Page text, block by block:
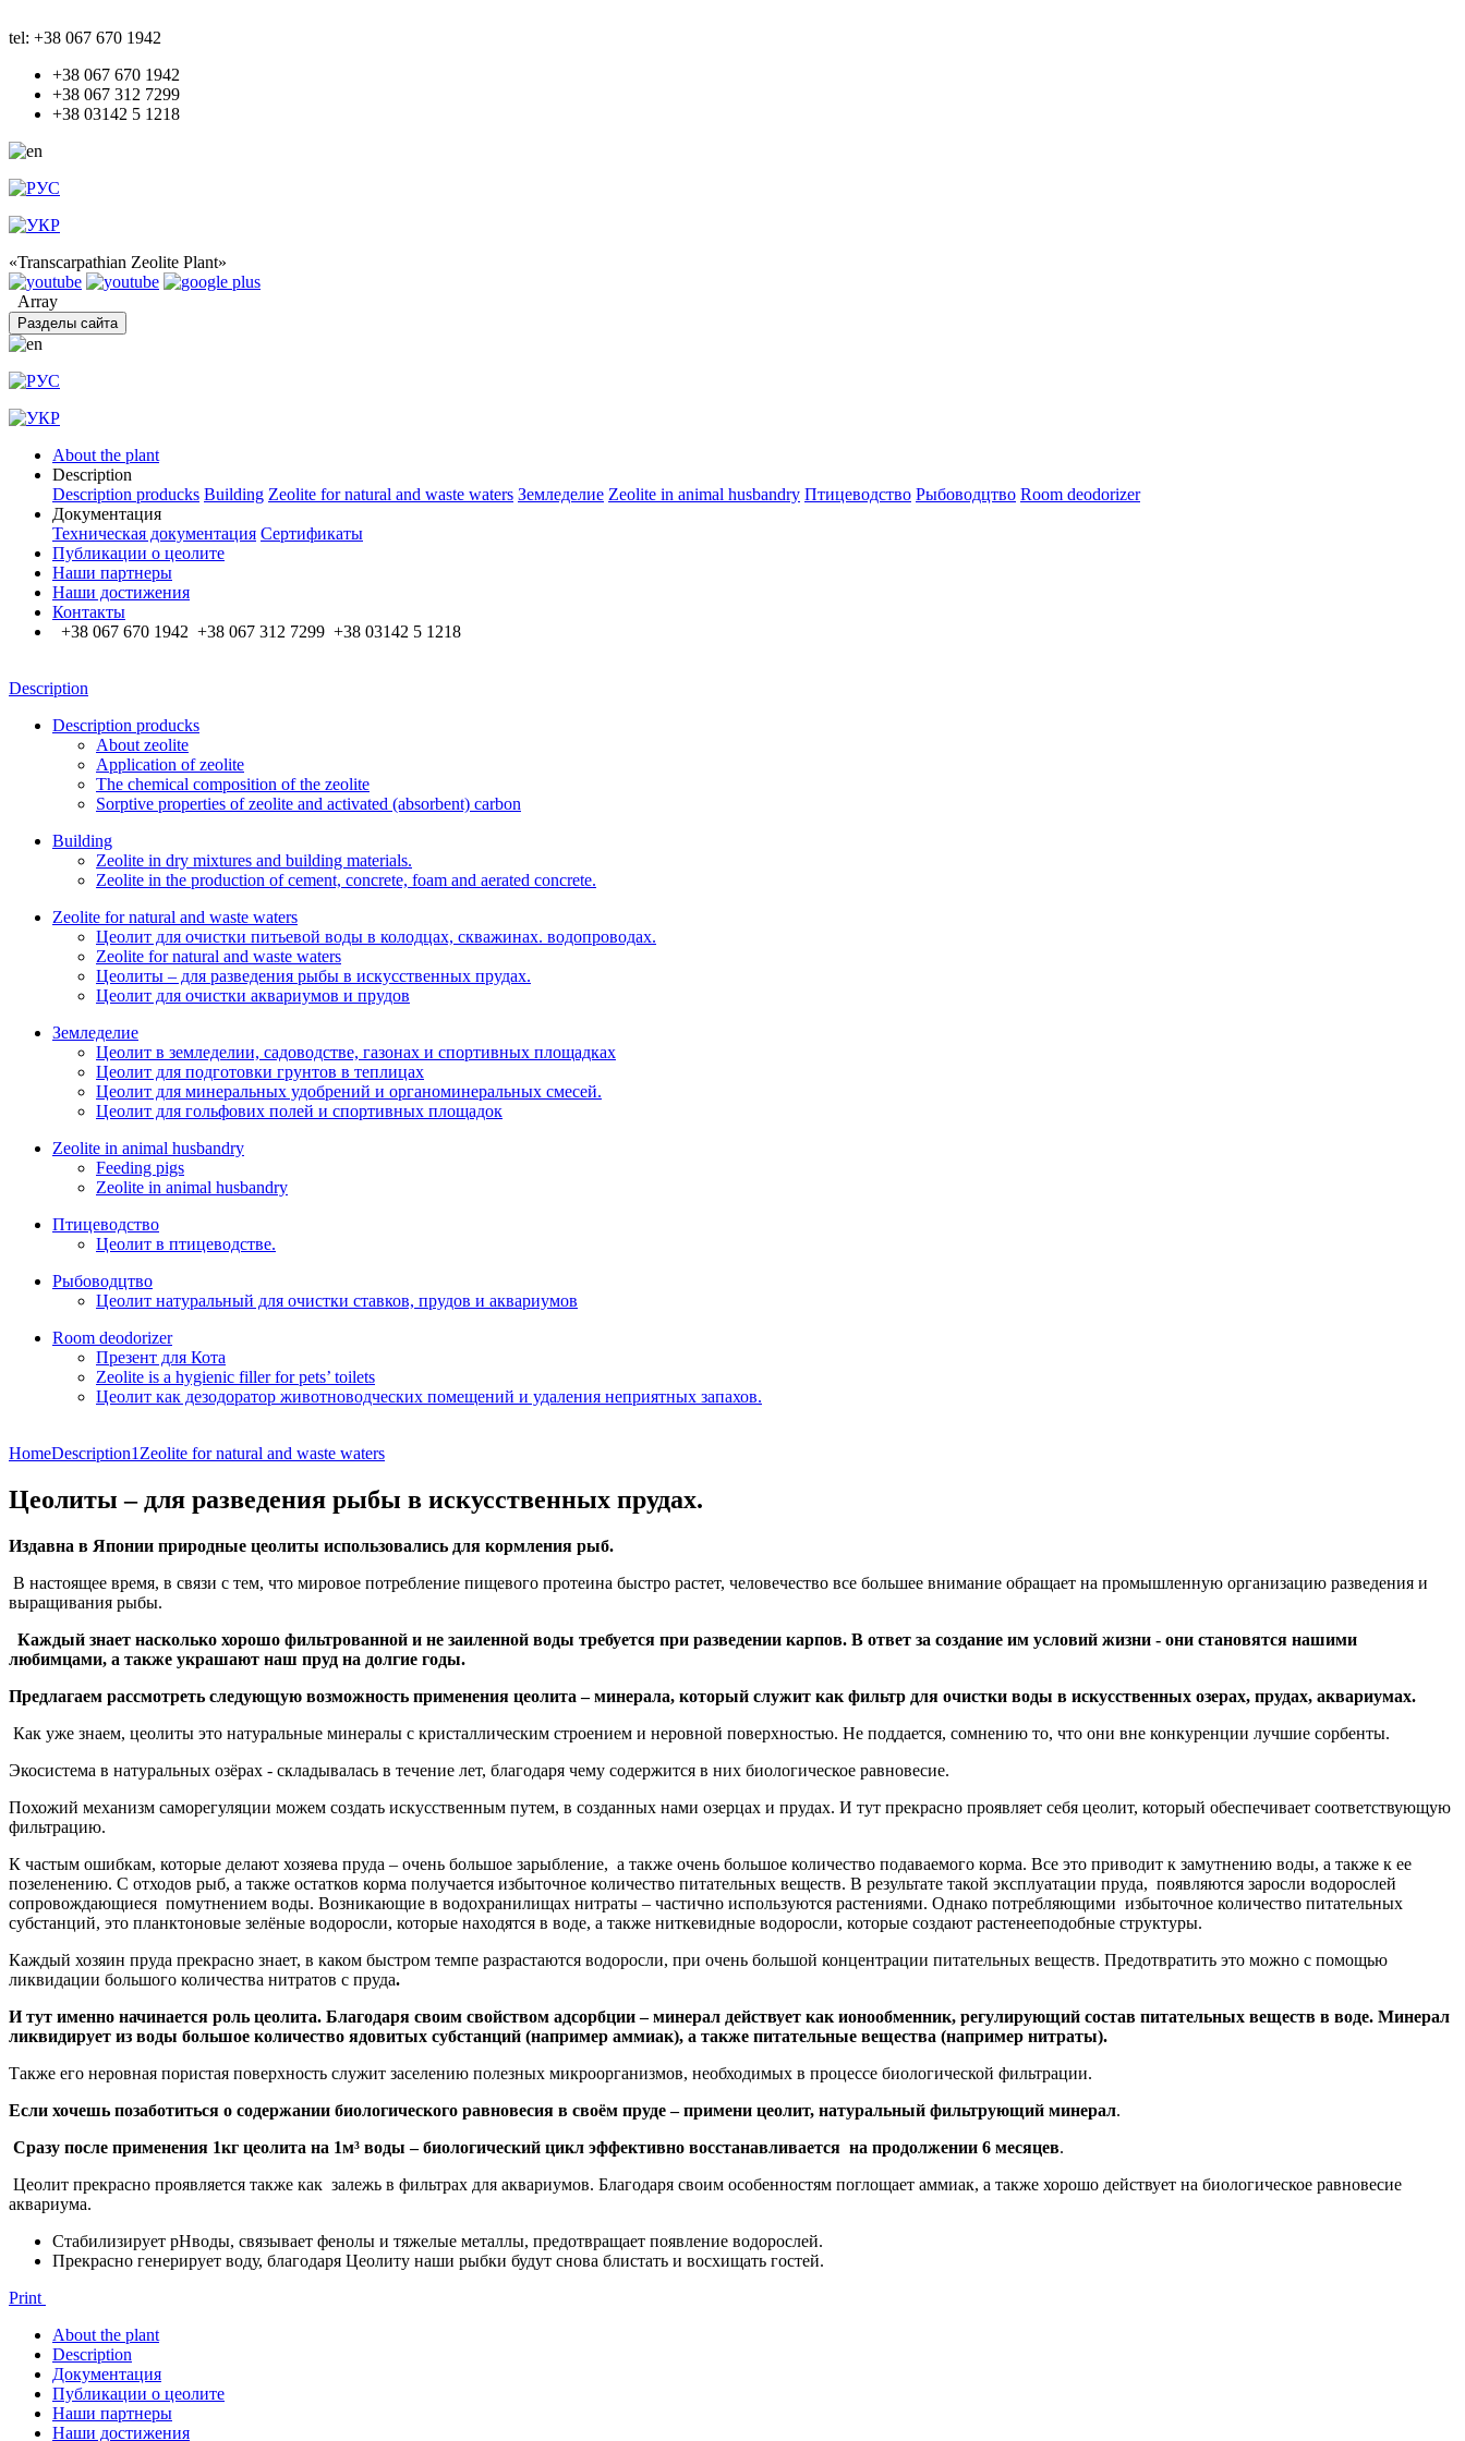
tel: +38 067 670 1942
+38 067 670 1942
+38 067 312 7299
+38 03142 5 1218
«Transcarpathian Zeolite Plant»
Array
Разделы сайта
About the plant
Description
Description producks Building Zeolite for natural and waste waters Земледелие Zeolite in animal husbandry Птицеводство Рыбоводцтво Room deodorizer
Документация
Техническая документация Сертификаты
Публикации о цеолите
Наши партнеры
Наши достижения
Контакты
+38 067 670 1942 +38 067 312 7299 +38 03142 5 1218
Description
Description producks
About zeolite
Application of zeolite
The chemical composition of the zeolite
Sorptive properties of zeolite and activated (absorbent) carbon
Building
Zeolite in dry mixtures and building materials.
Zeolite in the production of cement, concrete, foam and aerated concrete.
Zeolite for natural and waste waters
Цеолит для очистки питьевой воды в колодцах, скважинах. водопроводах.
Zeolite for natural and waste waters
Цеолиты – для разведения рыбы в искусственных прудах.
Цеолит для очистки аквариумов и прудов
Земледелие
Цеолит в земледелии, садоводстве, газонах и спортивных площадках
Цеолит для подготовки грунтов в теплицах
Цеолит для минеральных удобрений и органоминеральных смесей.
Цеолит для гольфових полей и спортивных площадок
Zeolite in animal husbandry
Feeding pigs
Zeolite in animal husbandry
Птицеводство
Цеолит в птицеводстве.
Рыбоводцтво
Цеолит натуральный для очистки ставков, прудов и аквариумов
Room deodorizer
Презент для Кота
Zeolite is a hygienic filler for pets’ toilets
Цеолит как дезодоратор животноводческих помещений и удаления неприятных запахов.
HomeDescription1 Zeolite for natural and waste waters
Цеолиты – для разведения рыбы в искусственных прудах.
Издавна в Японии природные цеолиты использовались для кормления рыб.
В настоящее время, в связи с тем, что мировое потребление пищевого протеина быстро растет, человечество все большее внимание обращает на промышленную организацию разведения и
выращивания рыбы.
Каждый знает насколько хорошо фильтрованной и не заиленной воды требуется при разведении карпов. В ответ за создание им условий жизни - они становятся нашими
любимцами, а также украшают наш пруд на долгие годы.
Предлагаем рассмотреть следующую возможность применения цеолита – минерала, который служит как фильтр для очистки воды в искусственных озерах, прудах, аквариумах.
Как уже знаем, цеолиты это натуральные минералы с кристаллическим строением и неровной поверхностью. Не поддается, сомнению то, что они вне конкуренции лучшие сорбенты.
Экосистема в натуральных озёрах - складывалась в течение лет, благодаря чему содержится в них биологическое равновесие.
Похожий механизм саморегуляции можем создать искусственным путем, в созданных нами озерцах и прудах. И тут прекрасно проявляет себя цеолит, который обеспечивает соответствующую
фильтрацию.
К частым ошибкам, которые делают хозяева пруда – очень большое зарыбление, а также очень большое количество подаваемого корма. Все это приводит к замутнению воды, а также к ее
позеленению. С отходов рыб, а также остатков корма получается избыточное количество питательных веществ. В результате такой эксплуатации пруда, появляются заросли водорослей
сопровождающиеся помутнением воды. Возникающие в водохранилищах нитраты – частично используются растениями. Однако потребляющими избыточное количество питательных
субстанций, это планктоновые зелёные водоросли, которые находятся в воде, а также ниткевидные водоросли, которые создают растенееподобные структуры.
Каждый хозяин пруда прекрасно знает, в каком быстром темпе разрастаются водоросли, при очень большой концентрации питательных веществ. Предотвратить это можно с помощью
ликвидации большого количества нитратов с пруда.
И тут именно начинается роль цеолита. Благодаря своим свойством адсорбции – минерал действует как ионообменник, регулирующий состав питательных веществ в воде. Минерал
ликвидирует из воды большое количество ядовитых субстанций (например аммиак), а также питательные вещества (например нитраты).
Также его неровная пористая поверхность служит заселению полезных микроорганизмов, необходимых в процессе биологической фильтрации.
Если хочешь позаботиться о содержании биологического равновесия в своём пруде – примени цеолит, натуральный фильтрующий минерал.
Сразу после применения 1кг цеолита на 1м³ воды – биологический цикл эффективно восстанавливается на продолжении 6 месяцев.
Цеолит прекрасно проявляется также как залежь в фильтрах для аквариумов. Благодаря своим особенностям поглощает аммиак, а также хорошо действует на биологическое равновесие
аквариума.
Стабилизирует pHводы, связывает фенолы и тяжелые металлы, предотвращает появление водорослей.
Прекрасно генерирует воду, благодаря Цеолиту наши рыбки будут снова блистать и восхищать гостей.
Print
About the plant
Description
Документация
Публикации о цеолите
Наши партнеры
Наши достижения